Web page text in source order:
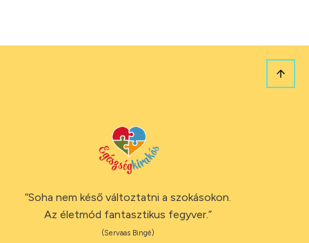
“Soha nem késő változtatni a szokásokon.
Az életmód fantasztikus fegyver.”
(Servaas Bingé)